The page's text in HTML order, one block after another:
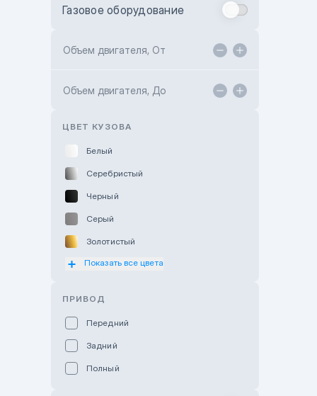
Toyota Kokshetau
Hyundai ShymCity
Газовое оборудование
Объем двигателя, От
Объем двигателя, До
ЦВЕТ КУЗОВА
Белый
Серебристый
Черный
Серый
Золотистый
Оранжевый
Показать все цвета
ПРИВОД
Передний
Задний
Полный